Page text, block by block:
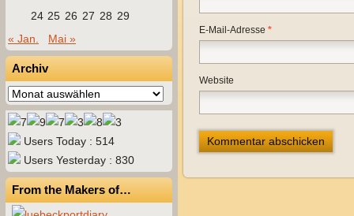
24 25 26 27 28 29
« Jan.
Mai »
Archiv
Archiv
Users Today : 514
Users Yesterday : 830
From the Makers of…
E-Mail-Adresse *
Website